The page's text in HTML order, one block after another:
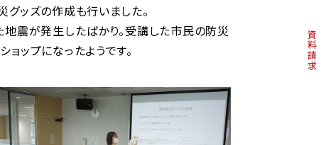
資料請求
グッズの作成も行いました。
震が発生したばかり。受講した市民の防災
ップになったようです。